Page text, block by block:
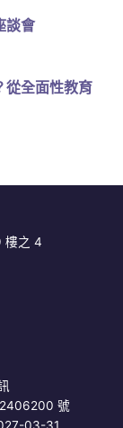
談會
從全面性教育
樓之 4
號